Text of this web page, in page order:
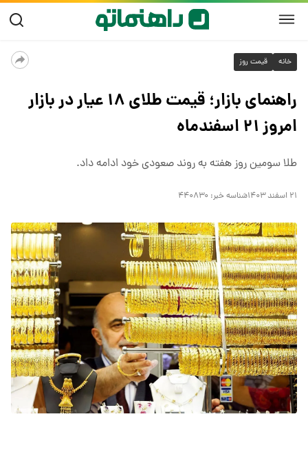
خانه قیمت روز
راهنمای بازار؛ قیمت طلای ۱۸ عیار در بازار
امروز ۲۱ اسفندماه
طلا سومین روز هفته به روند صعودی خود ادامه داد.
۲۱ اسفند ۱۴۰۳ شناسه خبر: ۴۴۰۸۳۰